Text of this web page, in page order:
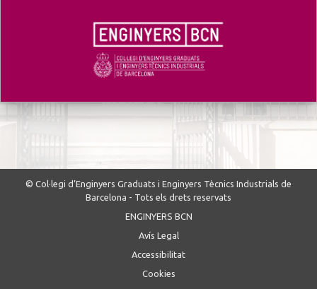
© Col·legi d’Enginyers Graduats i Enginyers Tècnics Industrials de
Barcelona - Tots els drets reservats
ENGINYERS BCN
Avís Legal
Accessibilitat
Cookies